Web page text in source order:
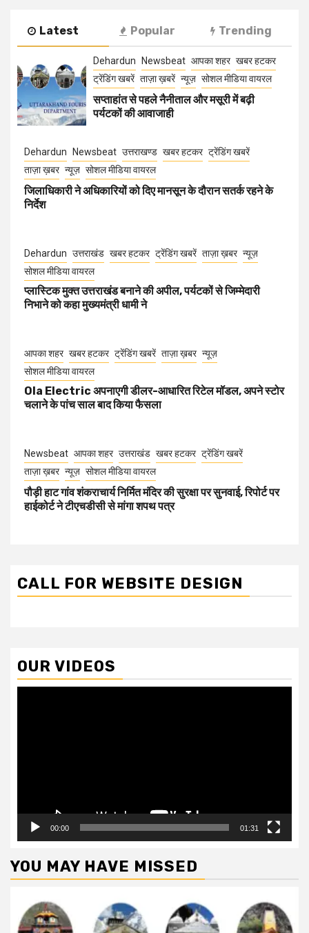
Latest Popular Trending
Dehardun Newsbeat आपका शहर खबर हटकर
ट्रेंडिंग खबरें ताज़ा ख़बरें न्यूज़ सोशल मीडिया वायरल
सप्ताहांत से पहले नैनीताल और मसूरी में बढ़ी
पर्यटकों की आवाजाही
Dehardun Newsbeat उत्तराखण्ड खबर हटकर ट्रेंडिंग खबरें
ताज़ा ख़बर न्यूज़ सोशल मीडिया वायरल
जिलाधिकारी ने अधिकारियों को दिए मानसून के दौरान सतर्क रहने के
निर्देश
Dehardun उत्तराखंड खबर हटकर ट्रेंडिंग खबरें ताज़ा ख़बर न्यूज़
सोशल मीडिया वायरल
प्लास्टिक मुक्त उत्तराखंड बनाने की अपील, पर्यटकों से जिम्मेदारी
निभाने को कहा मुख्यमंत्री धामी ने
आपका शहर खबर हटकर ट्रेंडिंग खबरें ताज़ा ख़बर न्यूज़
सोशल मीडिया वायरल
Ola Electric अपनाएगी डीलर-आधारित रिटेल मॉडल, अपने स्टोर
चलाने के पांच साल बाद किया फैसला
Newsbeat आपका शहर उत्तराखंड खबर हटकर ट्रेंडिंग खबरें
ताज़ा ख़बर न्यूज़ सोशल मीडिया वायरल
पौड़ी हाट गांव शंकराचार्य निर्मित मंदिर की सुरक्षा पर सुनवाई, रिपोर्ट पर
हाईकोर्ट ने टीएचडीसी से मांगा शपथ पत्र
CALL FOR WEBSITE DESIGN
OUR VIDEOS
00:00 01:31
YOU MAY HAVE MISSED